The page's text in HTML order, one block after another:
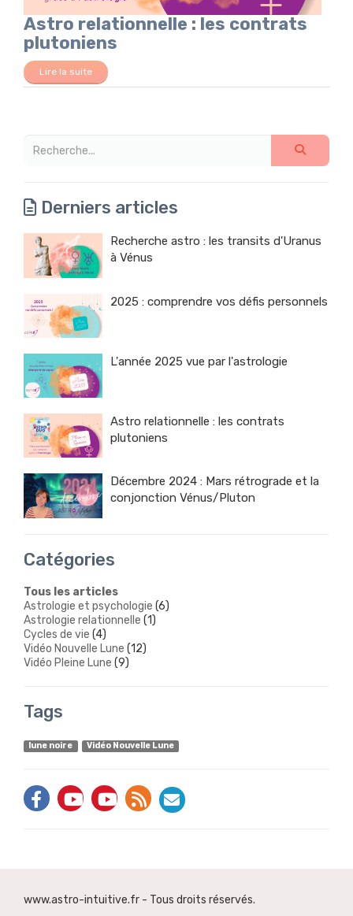
Astro relationnelle : les contrats
plutoniens
Lire la suite
Derniers articles
Recherche astro : les transits d'Uranus
à Vénus
2025 : comprendre vos défis personnels
L'année 2025 vue par l'astrologie
Astro relationnelle : les contrats
plutoniens
Décembre 2024 : Mars rétrograde et la
conjonction Vénus/Pluton
Catégories
Tous les articles
Astrologie et psychologie (6)
Astrologie relationnelle (1)
Cycles de vie (4)
Vidéo Nouvelle Lune (12)
Vidéo Pleine Lune (9)
Tags
lune noire Vidéo Nouvelle Lune
www.astro-intuitive.fr - Tous droits réservés.